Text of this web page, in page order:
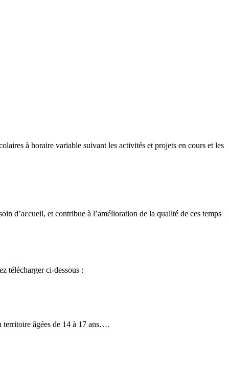
à horaire variable suivant les activités et projets en cours et les
d’accueil, et contribue à l’amélioration de la qualité de ces temps
télécharger ci-dessous :
territoire âgées de 14 à 17 ans….